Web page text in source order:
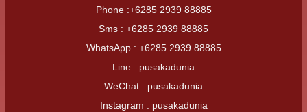
Phone :+6285 2939 88885
Sms : +6285 2939 88885
WhatsApp : +6285 2939 88885
Line : pusakadunia
WeChat : pusakadunia
Instagram : pusakadunia